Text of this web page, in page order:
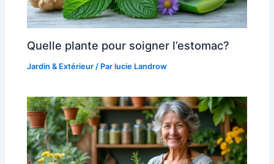
Quelle plante pour soigner l’estomac?
Jardin & Extérieur / Parlucie Landrow